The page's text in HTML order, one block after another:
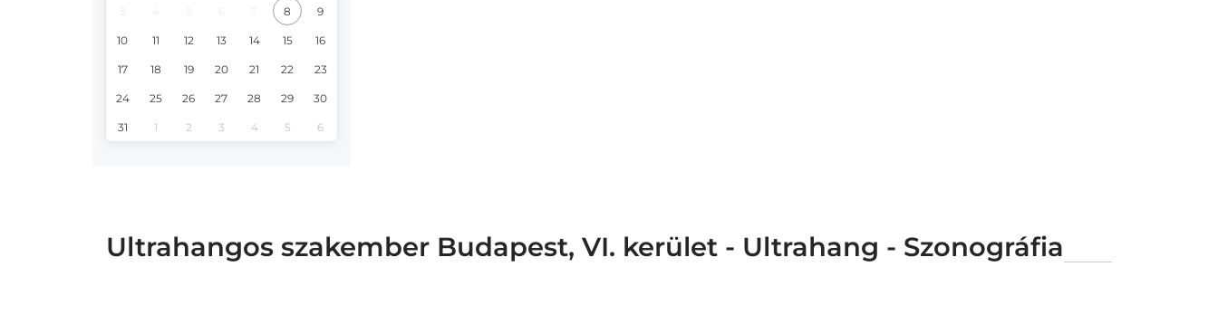
8 9
10 11 12 13 14 15 16
17 18 19 20 21 22 23
24 25 26 27 28 29 30
31 1 2 3 4 5 6
Ultrahangos szakember Budapest, VI. kerület - Ultrahang - Szonográfia